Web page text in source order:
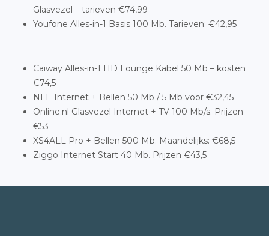
Glasvezel – tarieven €74,99
Youfone Alles-in-1 Basis 100 Mb. Tarieven: €42,95
Caiway Alles-in-1 HD Lounge Kabel 50 Mb – kosten
€74,5
NLE Internet + Bellen 50 Mb / 5 Mb voor €32,45
Online.nl Glasvezel Internet + TV 100 Mb/s. Prijzen
€53
XS4ALL Pro + Bellen 500 Mb. Maandelijks: €68,5
Ziggo Internet Start 40 Mb. Prijzen €43,5